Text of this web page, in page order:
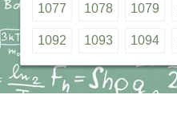
1077 1078 1079
1092 1093 1094